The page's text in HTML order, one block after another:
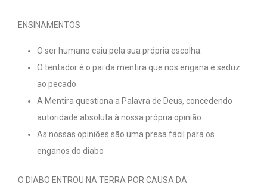
ENSINAMENTOS
O ser humano caiu pela sua própria escolha.
O tentador é o pai da mentira que nos engana e seduz
ao pecado.
A Mentira questiona a Palavra de Deus, concedendo
autoridade absoluta à nossa própria opinião.
As nossas opiniões são uma presa fácil para os
enganos do diabo
O DIABO ENTROU NA TERRA POR CAUSA DA